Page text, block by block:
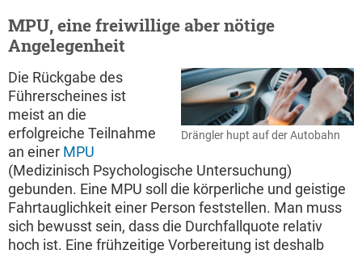
MPU, eine freiwillige aber nötige
Angelegenheit
Drängler hupt auf der Autobahn
Die Rückgabe des
Führerscheines ist
meist an die
erfolgreiche Teilnahme
an einer MPU
(Medizinisch Psychologische Untersuchung)
gebunden. Eine MPU soll die körperliche und geistige
Fahrtauglichkeit einer Person feststellen. Man muss
sich bewusst sein, dass die Durchfallquote relativ
hoch ist. Eine frühzeitige Vorbereitung ist deshalb